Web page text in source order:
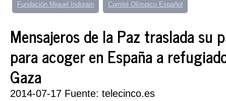
Fundación Miguel Indurain Comité Olímpico Español
Mensajeros de la Paz traslada su
para acoger en España a
Gaza
2014-07-17 Fuente: telecinco.es